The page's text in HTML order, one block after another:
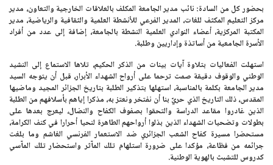
بحضور كل من السادة: نائب مدير الجامعة المكلف بالعلاقات الخارجية والتعاون، مدير
مركز التعليم المكثف للغات، المدير الفرعي للأنشطة العلمية والثقافية والرياضية، مدير
المكتبة المركزية، أعضاء النوادي العلمية النشطة بالجامعة، إضافة إلى عدد من أفراد
الأسرة الجامعية من أساتذة وإداريين وطلبة.
استهلت الفعاليات بتلاوة آيات بينات من الذكر الحكيم، تلاها الاستماع إلى النشيد
الوطني والوقوف دقيقة صمت ترحما على أرواح الشهداء الأبرار، قبل أن يتوجه السيد
مدير الجامعة بكلمة بالمناسبة، استهلها بتذكير الطلبة بتاريخ الجزائر المجيد وماضيها
المقدس، ذلك التاريخ الذي حريّ بنا أن نفتخر ونعتز به، مذكرا إياهم بأسلافهم من الطلبة
الذين غادروا مقاعد الدراسة والتحقوا بصفوف الكفاح والنضال، ليعرج بعدها على
بطولات وتضحيات الشهداء الذين بذلوا أرواحهم الطاهرة لنحيا أحرارا في كنف الكرامة،
مستحضرا مسيرة كفاح الشعب الجزائري ضد الاستعمار الفرنسي الغاشم وما بلغت
جرائمه من فظاعة، مؤكدا على ضرورة استلهام تلك المآثر واستحضار تلك المآسي
كدروس للتشبث بالهوية الوطنية.